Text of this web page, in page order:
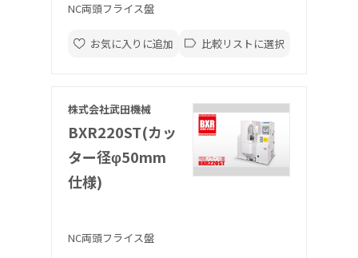
NC両頭フライス盤
お気に入りに追加 比較リストに選択
株式会社武田機械
BXR220ST(カッ
ター径φ50mm
仕様)
NC両頭フライス盤